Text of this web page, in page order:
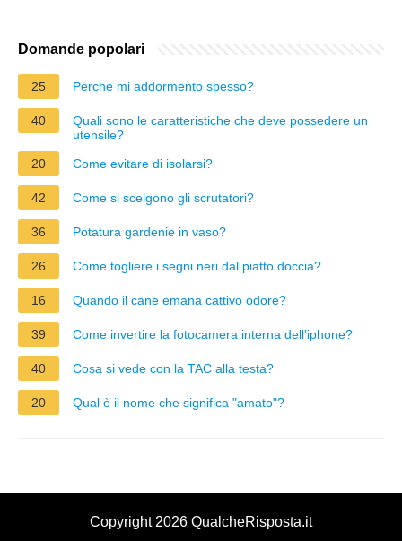
Domande popolari
25 Perche mi addormento spesso?
40
Quali sono le caratteristiche che deve possedere un
utensile?
20
Come evitare di isolarsi?
42 Come si scelgono gli scrutatori?
36 Potatura gardenie in vaso?
26 Come togliere i segni neri dal piatto doccia?
16 Quando il cane emana cattivo odore?
39 Come invertire la fotocamera interna dell'iphone?
40 Cosa si vede con la TAC alla testa?
20 Qual è il nome che significa "amato"?
Copyright 2026 QualcheRisposta.it